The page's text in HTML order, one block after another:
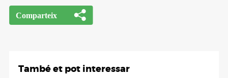
També et pot interessar